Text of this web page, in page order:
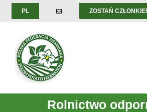
Skip
PL ZOSTAŃ
Rolnictwo